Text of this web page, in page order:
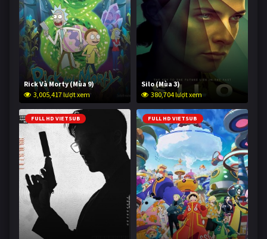
Rick Và Morty (Mùa 9)
3,005,417 lượt xem
Silo (Mùa 3)
380,704 lượt xem
FULL HD VIETSUB FULL HD VIETSUB